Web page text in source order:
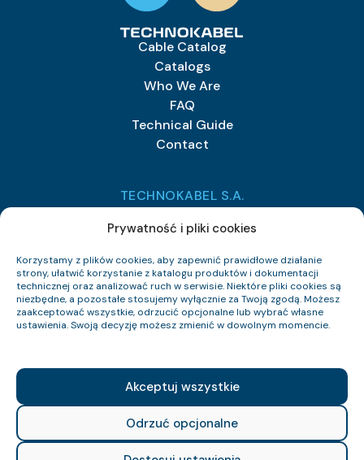
Prywatność i pliki cookies
Korzystamy z plików cookies, aby zapewnić prawidłowe działanie
strony, ułatwić korzystanie z katalogu produktów i dokumentacji
technicznej oraz analizować ruch w serwisie. Niektóre pliki cookies są
niezbędne, a pozostałe stosujemy wyłącznie za Twoją zgodą. Możesz
zaakceptować wszystkie, odrzucić opcjonalne lub wybrać własne
ustawienia. Swoją decyzję możesz zmienić w dowolnym momencie.
Akceptuj wszystkie
Odrzuć opcjonalne
Cable Catalog
Catalogs
Who We Are
FAQ
Technical Guide
Contact
TECHNOKABEL S.A.
Technokabel S.A.
04-343 Warszawa
+48 22 516 97 77
sprzedaz@technokabel.com.pl
export@technokabel.com.pl
tech@technokabel.com.pl